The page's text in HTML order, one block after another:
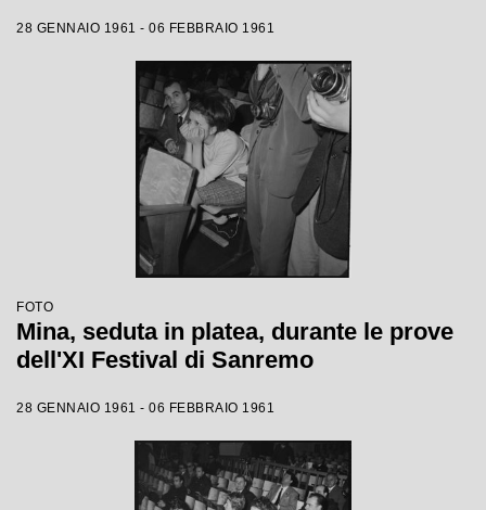
28 GENNAIO 1961 - 06 FEBBRAIO 1961
FOTO
Mina, seduta in platea, durante le prove
dell'XI Festival di Sanremo
28 GENNAIO 1961 - 06 FEBBRAIO 1961